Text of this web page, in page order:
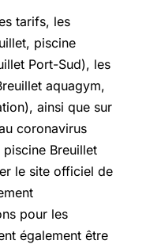
tarifs, les
piscine
Port-Sud), les
aquagym,
ainsi que sur
coronavirus
Breuillet
le site officiel de
pour les
également être